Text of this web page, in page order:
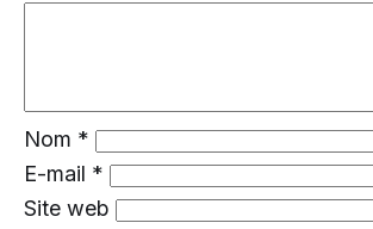
Nom *
E-mail *
Site web